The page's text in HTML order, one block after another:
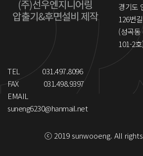
경기도
126번길
(성곡동
101-2
TEL
031.497.8096
FAX
031.498.9397
EMAIL
suneng6230@hanmail.net
ⓒ 2019 sunwooeng. All